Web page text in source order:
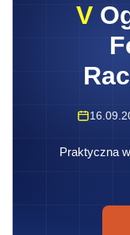
V
Praktyczna